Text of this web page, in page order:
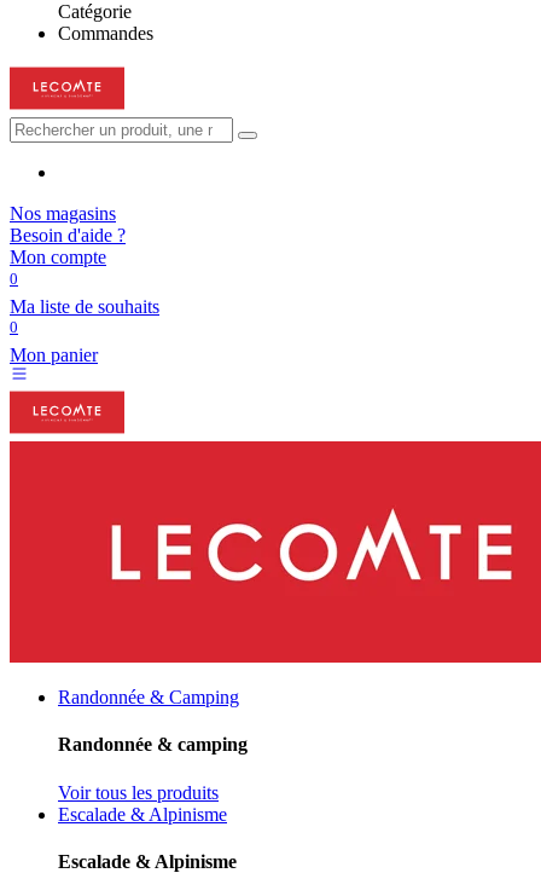
Catégorie
Commandes
Nos magasins
Besoin d'aide ?
Mon compte
0
Ma liste de souhaits
0
Mon panier
Randonnée & Camping
Randonnée & camping
Voir tous les produits
Escalade & Alpinisme
Escalade & Alpinisme